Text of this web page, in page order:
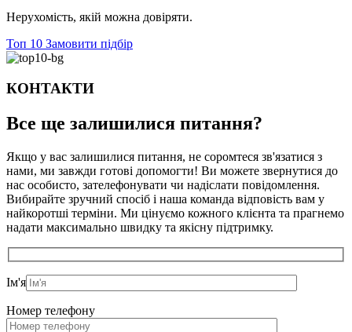
Нерухомість, якій можна довіряти.
Топ 10 Замовити підбір
КОНТАКТИ
Все ще залишилися питання?
Якщо у вас залишилися питання, не соромтеся зв'язатися з
нами, ми завжди готові допомогти! Ви можете звернутися до
нас особисто, зателефонувати чи надіслати повідомлення.
Вибирайте зручний спосіб і наша команда відповість вам у
найкоротші терміни. Ми цінуємо кожного клієнта та прагнемо
надати максимально швидку та якісну підтримку.
Ім'я
Номер телефону